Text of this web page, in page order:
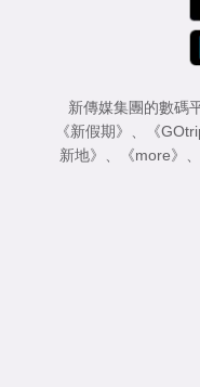
新傳媒集團的數碼
《新假期》
《
新地》
《more》